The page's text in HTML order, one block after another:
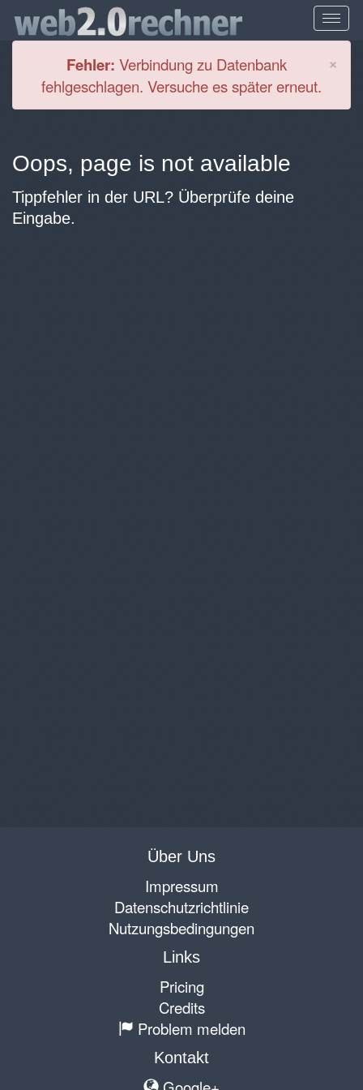
×
Fehler: Verbindung zu Datenbank
fehlgeschlagen. Versuche es später erneut.
Oops, page is not available
Tippfehler in der URL? Überprüfe deine
Eingabe.
Über Uns
Impressum
Datenschutzrichtlinie
Nutzungsbedingungen
Links
Pricing
Credits
Problem melden
Kontakt